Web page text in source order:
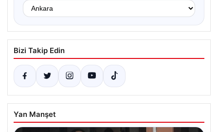
Bizi Takip Edin
Yan Manşet